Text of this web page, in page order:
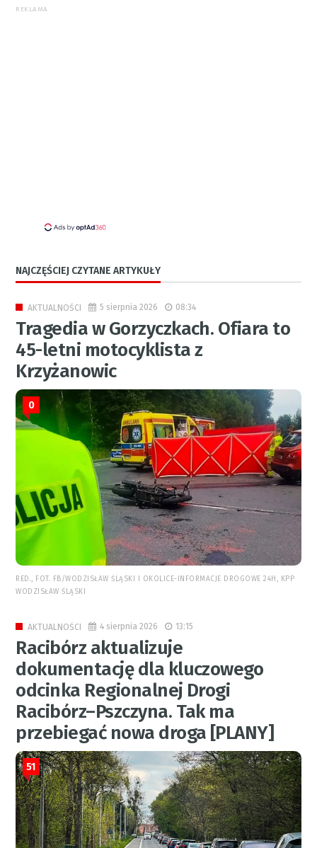
REKLAMA
NAJCZĘŚCIEJ CZYTANE ARTYKUŁY
AKTUALNOŚCI 5 sierpnia 2026 08:34
Tragedia w Gorzyczkach. Ofiara to
45-letni motocyklista z
Krzyżanowic
0
RED., FOT. FB/WODZISŁAW ŚLĄSKI I OKOLICE-INFORMACJE DROGOWE 24H, KPP
WODZISŁAW ŚLĄSKI
AKTUALNOŚCI 4 sierpnia 2026 13:15
Racibórz aktualizuje
dokumentację dla kluczowego
odcinka Regionalnej Drogi
Racibórz–Pszczyna. Tak ma
przebiegać nowa droga [PLANY]
51